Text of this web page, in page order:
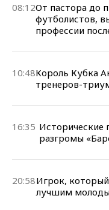
08:12От пастора до
футболистов,
профессии
10:48Король Кубка
тренеров-
16:35 Исторические
разгромы
20:58Игрок, который
лучшим